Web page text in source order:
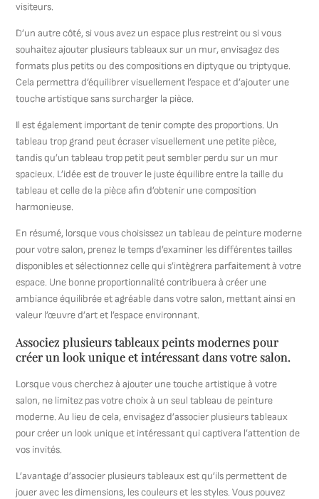
visiteurs.
D’un autre côté, si vous avez un espace plus restreint ou si vous
souhaitez ajouter plusieurs tableaux sur un mur, envisagez des
formats plus petits ou des compositions en diptyque ou triptyque.
Cela permettra d’équilibrer visuellement l’espace et d’ajouter une
touche artistique sans surcharger la pièce.
Il est également important de tenir compte des proportions. Un
tableau trop grand peut écraser visuellement une petite pièce,
tandis qu’un tableau trop petit peut sembler perdu sur un mur
spacieux. L’idée est de trouver le juste équilibre entre la taille du
tableau et celle de la pièce afin d’obtenir une composition
harmonieuse.
En résumé, lorsque vous choisissez un tableau de peinture moderne
pour votre salon, prenez le temps d’examiner les différentes tailles
disponibles et sélectionnez celle qui s’intègrera parfaitement à votre
espace. Une bonne proportionnalité contribuera à créer une
ambiance équilibrée et agréable dans votre salon, mettant ainsi en
valeur l’œuvre d’art et l’espace environnant.
Associez plusieurs tableaux peints modernes pour
créer un look unique et intéressant dans votre salon.
Lorsque vous cherchez à ajouter une touche artistique à votre
salon, ne limitez pas votre choix à un seul tableau de peinture
moderne. Au lieu de cela, envisagez d’associer plusieurs tableaux
pour créer un look unique et intéressant qui captivera l’attention de
vos invités.
L’avantage d’associer plusieurs tableaux est qu’ils permettent de
jouer avec les dimensions, les couleurs et les styles. Vous pouvez